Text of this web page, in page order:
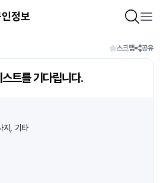
정보
스크랩 공유
트를 기다립니다.
지 기타